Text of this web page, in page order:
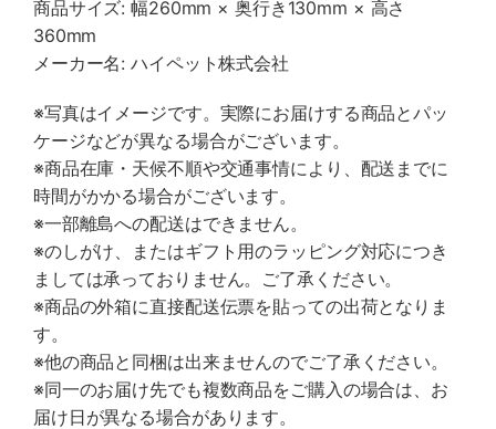
商品サイズ: 幅260mm × 奥行き130mm × 高さ
360mm
メーカー名: ハイペット株式会社
※写真はイメージです。実際にお届けする商品とパッ
ケージなどが異なる場合がございます。
※商品在庫・天候不順や交通事情により、配送までに
時間がかかる場合がございます。
※一部離島への配送はできません。
※のしがけ、またはギフト用のラッピング対応につき
ましては承っておりません。ご了承ください。
※商品の外箱に直接配送伝票を貼っての出荷となりま
す。
※他の商品と同梱は出来ませんのでご了承ください。
※同一のお届け先でも複数商品をご購入の場合は、お
届け日が異なる場合があります。